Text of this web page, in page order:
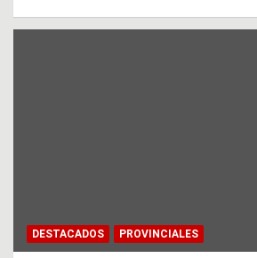
DESTACADOS PROVINCIALES